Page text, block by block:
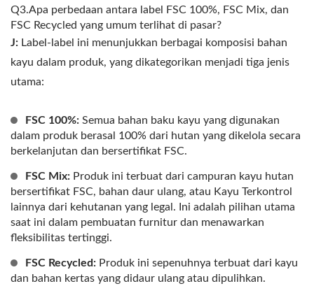
Q3.Apa perbedaan antara label FSC 100%, FSC Mix, dan
FSC Recycled yang umum terlihat di pasar?
J: Label-label ini menunjukkan berbagai komposisi bahan
kayu dalam produk, yang dikategorikan menjadi tiga jenis
utama:
FSC 100%: Semua bahan baku kayu yang digunakan
dalam produk berasal 100% dari hutan yang dikelola secara
berkelanjutan dan bersertifikat FSC.
FSC Mix: Produk ini terbuat dari campuran kayu hutan
bersertifikat FSC, bahan daur ulang, atau Kayu Terkontrol
lainnya dari kehutanan yang legal. Ini adalah pilihan utama
saat ini dalam pembuatan furnitur dan menawarkan
fleksibilitas tertinggi.
FSC Recycled: Produk ini sepenuhnya terbuat dari kayu
dan bahan kertas yang didaur ulang atau dipulihkan.